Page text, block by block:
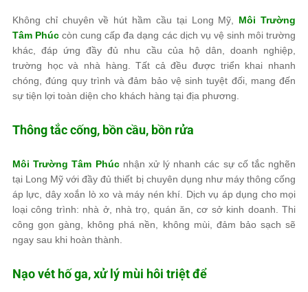
Không chỉ chuyên về hút hầm cầu tại Long Mỹ, Môi Trường
Tâm Phúc còn cung cấp đa dạng các dịch vụ vệ sinh môi trường
khác, đáp ứng đầy đủ nhu cầu của hộ dân, doanh nghiệp,
trường học và nhà hàng. Tất cả đều được triển khai nhanh
chóng, đúng quy trình và đảm bảo vệ sinh tuyệt đối, mang đến
sự tiện lợi toàn diện cho khách hàng tại địa phương.
Thông tắc cống, bồn cầu, bồn rửa
Môi Trường Tâm Phúcnhận xử lý nhanh các sự cố tắc nghẽn
tại Long Mỹ với đầy đủ thiết bị chuyên dụng như máy thông cống
áp lực, dây xoắn lò xo và máy nén khí. Dịch vụ áp dụng cho mọi
loại công trình: nhà ở, nhà trọ, quán ăn, cơ sở kinh doanh. Thi
công gọn gàng, không phá nền, không mùi, đảm bảo sạch sẽ
ngay sau khi hoàn thành.
Nạo vét hố ga, xử lý mùi hôi triệt để